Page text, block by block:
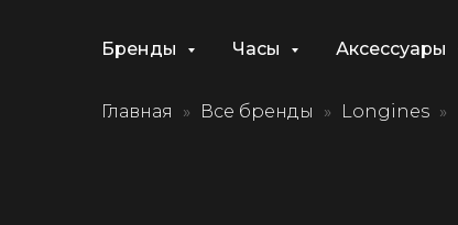
Бренды Часы Аксессуары
Главная Все бренды Longines